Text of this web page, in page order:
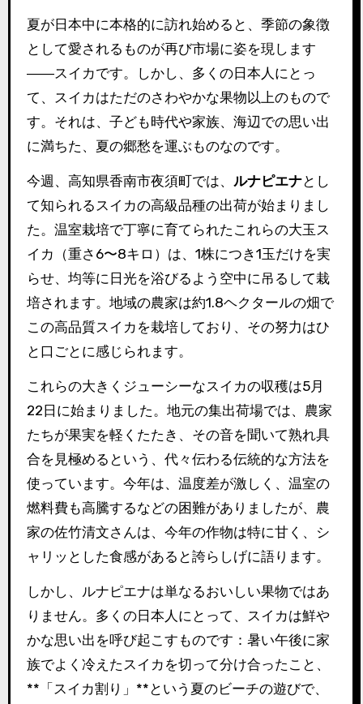
夏が日本中に本格的に訪れ始めると、季節の象徴
として愛されるものが再び市場に姿を現します
――スイカです。しかし、多くの日本人にとっ
て、スイカはただのさわやかな果物以上のもので
す。それは、子ども時代や家族、海辺での思い出
に満ちた、夏の郷愁を運ぶものなのです。
今週、高知県香南市夜須町では、 ルナピエナとし
て知られるスイカの高級品種の出荷が始まりまし
た。温室栽培で丁寧に育てられたこれらの大玉ス
イカ（重さ6〜8キロ）は、1株につき1玉だけを実
らせ、均等に日光を浴びるよう空中に吊るして栽
培されます。地域の農家は約1.8ヘクタールの畑で
この高品質スイカを栽培しており、その努力はひ
と口ごとに感じられます。
これらの大きくジューシーなスイカの収穫は5月
22日に始まりました。地元の集出荷場では、農家
たちが果実を軽くたたき、その音を聞いて熟れ具
合を見極めるという、代々伝わる伝統的な方法を
使っています。今年は、温度差が激しく、温室の
燃料費も高騰するなどの困難がありましたが、農
家の佐竹清文さんは、今年の作物は特に甘く、シ
ャリッとした食感があると誇らしげに語ります。
しかし、ルナピエナは単なるおいしい果物ではあ
りません。多くの日本人にとって、スイカは鮮や
かな思い出を呼び起こすものです：暑い午後に家
族でよく冷えたスイカを切って分け合ったこと、
**「スイカ割り」**という夏のビーチの遊びで、